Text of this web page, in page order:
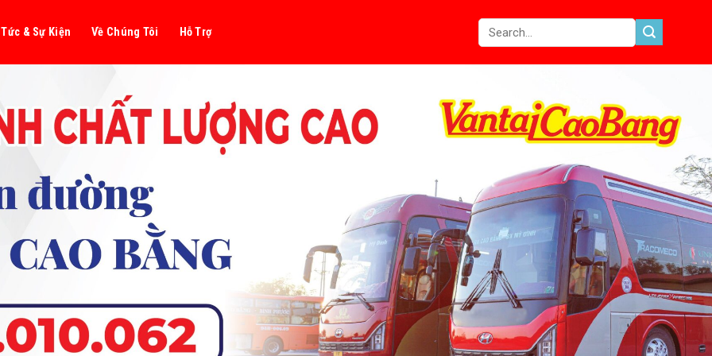
& Sự Kiện Về Chúng Tôi Hỗ Trợ